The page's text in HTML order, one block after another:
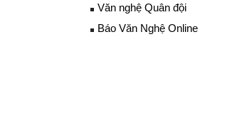
Văn nghệ Quân đội
Báo Văn Nghệ Online